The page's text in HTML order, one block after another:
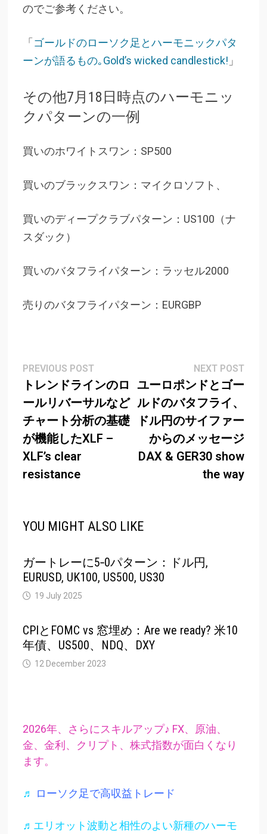
のでご参考ください。
「ゴールドのローソク足とハーモニックパタ
ーンが語るもの｡Gold’s wicked candlestick! 」
その他7月18日時点のハーモニッ
クパターンの一例
買いのホワイトスワン：SP500
買いのブラックスワン：マイクロソフト、
買いのディープクラブパターン：US100（ナ
スダック）
買いのバタフライパターン：ラッセル2000
売りのバタフライパターン：EURGBP
Post
navigation
PREVIOUS POSTPrevious
post:
トレンドラインのロ
ールリバーサルなど
チャート分析の基礎
が機能したXLF –
XLF’s clear
resistance
NEXT POSTNext
ユーロポンドとゴー
ルドのバタフライ、
ドル円のサイファー
からのメッセージ
DAX & GER30 show
the way
YOU MIGHT ALSO LIKE
ガートレーに5‐0パターン：ドル円,
EURUSD, UK100, US500, US30
19 July 2025
CPIとFOMC vs 窓埋め：Are we ready? 米10
年債、US500、NDQ、DXY
12 December 2023
2026年、さらにスキルアップ♪ FX、原油、
金、金利、クリプト、株式指数が面白くなり
ます。
♬ ローソク足で高収益トレード
♬エリオット波動と相性のよい新種のハーモ